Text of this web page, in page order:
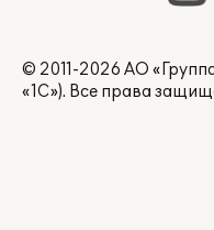
© 2011-2026 АО
«1С»). Все права